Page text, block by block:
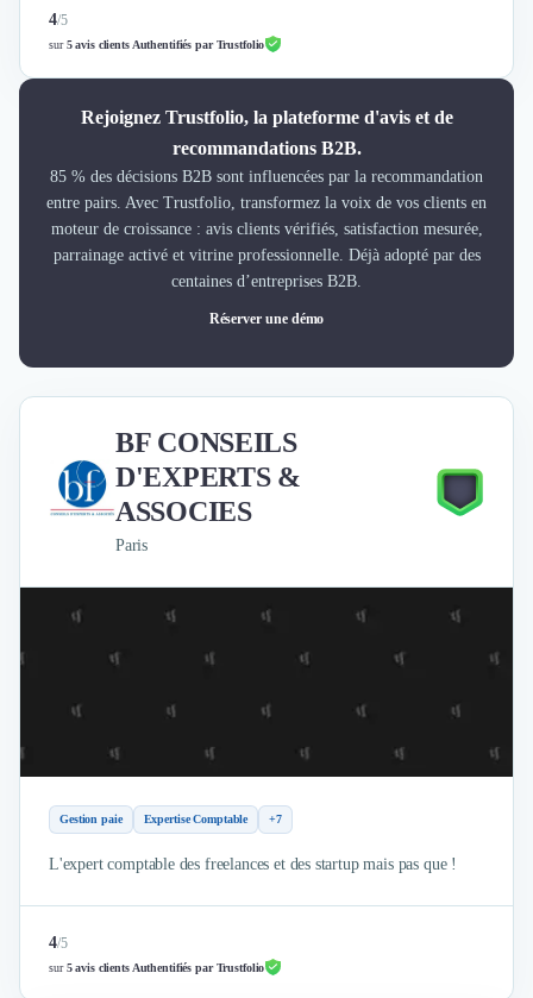
4/5
sur5 avis clients Authentifiés par Trustfolio
Rejoignez Trustfolio, la plateforme d'avis et de
recommandations B2B.
85 % des décisions B2B sont influencées par la recommandation
entre pairs. Avec Trustfolio, transformez la voix de vos clients en
moteur de croissance : avis clients vérifiés, satisfaction mesurée,
parrainage activé et vitrine professionnelle. Déjà adopté par des
centaines d’entreprises B2B.
Réserver une démo
BF CONSEILS
D'EXPERTS &
ASSOCIES
Paris
Gestion paie Expertise Comptable +7
L'expert comptable des freelances et des startup mais pas que !
4/5
sur5 avis clients Authentifiés par Trustfolio